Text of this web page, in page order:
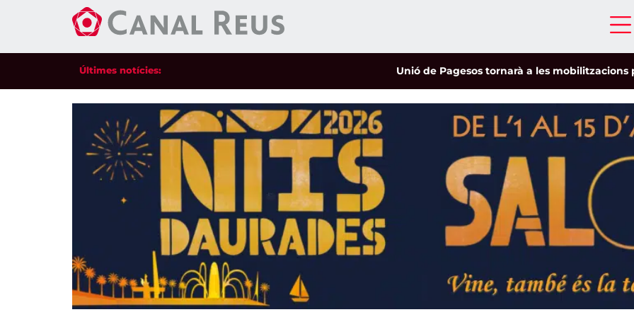
Últimes notícies: Unió de Pagesos tornarà a les mobilitzacions per